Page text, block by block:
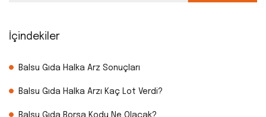
İçindekiler
Balsu Gıda Halka Arz Sonuçları
Balsu Gıda Halka Arzı Kaç Lot Verdi?
Balsu Gıda Borsa Kodu Ne Olacak?